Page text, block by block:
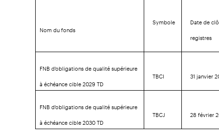
Nom du fonds
Symbole
Date de
registres
FNB d'obligations de qualité supérieure
à échéance cible 2029 TD
TBCI 31 janvier
FNB d'obligations de qualité supérieure
à échéance cible 2030 TD
TBCJ 28 février